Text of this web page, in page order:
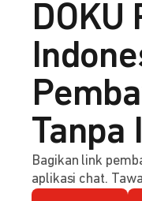
DOKU
Tanpa
Bagikan link
aplikasi chat.